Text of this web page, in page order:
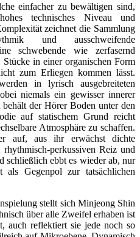
einfacher zu bewältigen sind,
technisches Niveau und
zeichnet die Sammlung
und ausschweifende
schwebende wie zerfasernd
in einer organischen Form
zum Erliegen kommen lässt.
in lyrisch ausgebreiteten
niemals ein gewisser innerer
der Hörer Boden unter den
auf statischem Grund reicht
Atmosphäre zu schaffen.
auf, aus ihr erwächst dichte
perkussiven Reiz und
schließlich ebbt es wieder ab, nur
Gegenpol zur tatsächlichen
stellt sich Minjeong Shin
über alle Zweifel erhaben ist
auch reflektiert sie jede noch so